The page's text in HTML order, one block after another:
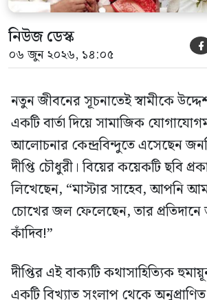
নিউজ ডেস্ক
০৬ জুন ২০২৬, ১৪:০৫ 
নতুন জীবনের সূচনাতেই স্বামীকে
একটি বার্তা দিয়ে সামাজিক
আলোচনার কেন্দ্রবিন্দুতে এসেছেন
দীপ্তি চৌধুরী। বিয়ের কয়েকটি ছবি
লিখেছেন, “মাস্টার সাহেব, আপনি
চোখের জল ফেলেছেন, তার
কাঁদিব!”
দীপ্তির এই বাক্যটি কথাসাহিত্যিক
একটি বিখ্যাত সংলাপ থেকে